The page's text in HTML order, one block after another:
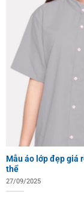
Mẫu áo lớp đẹp giá
thể
27/09/2025